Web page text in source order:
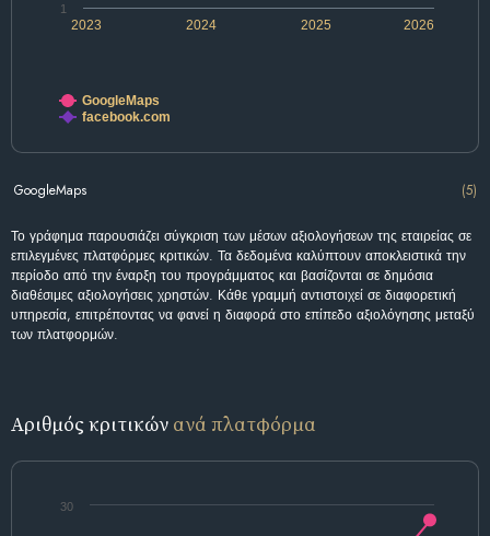
2024 2026
2023 2025
1
GoogleMaps
facebook.com
GoogleMaps (5)
Το γράφημα παρουσιάζει σύγκριση των μέσων αξιολογήσεων της εταιρείας σε
επιλεγμένες πλατφόρμες κριτικών. Τα δεδομένα καλύπτουν αποκλειστικά την
περίοδο από την έναρξη του προγράμματος και βασίζονται σε δημόσια
διαθέσιμες αξιολογήσεις χρηστών. Κάθε γραμμή αντιστοιχεί σε διαφορετική
υπηρεσία, επιτρέποντας να φανεί η διαφορά στο επίπεδο αξιολόγησης μεταξύ
των πλατφορμών.
Αριθμός κριτικών ανά πλατφόρμα
30